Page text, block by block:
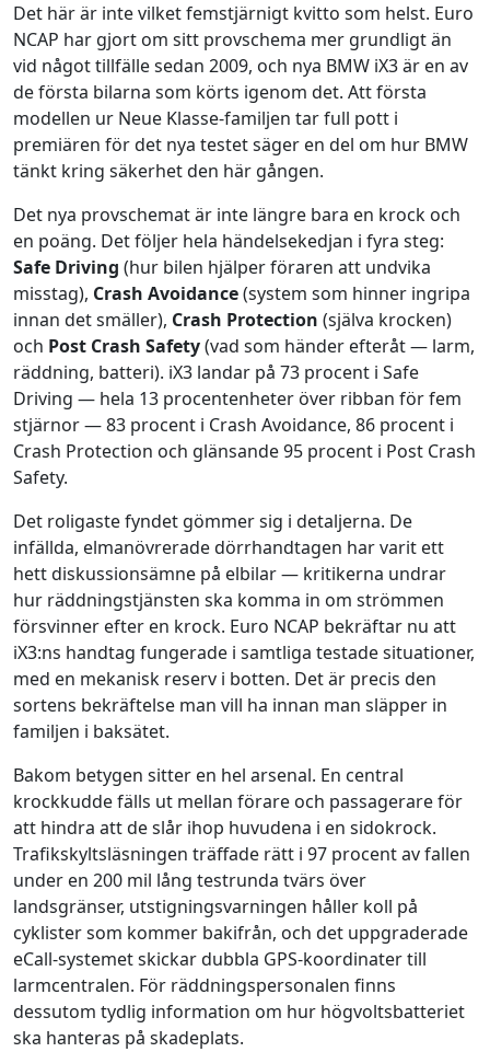
Det här är inte vilket femstjärnigt kvitto som helst. Euro
NCAP har gjort om sitt provschema mer grundligt än
vid något tillfälle sedan 2009, och nya BMW iX3 är en av
de första bilarna som körts igenom det. Att första
modellen ur Neue Klasse-familjen tar full pott i
premiären för det nya testet säger en del om hur BMW
tänkt kring säkerhet den här gången.
Det nya provschemat är inte längre bara en krock och
en poäng. Det följer hela händelsekedjan i fyra steg:
Safe Driving (hur bilen hjälper föraren att undvika
misstag), Crash Avoidance(system som hinner ingripa
innan det smäller), Crash Protection (själva krocken)
och Post Crash Safety(vad som händer efteråt — larm,
räddning, batteri). iX3 landar på 73 procent i Safe
Driving — hela 13 procentenheter över ribban för fem
stjärnor — 83 procent i Crash Avoidance, 86 procent i
Crash Protection och glänsande 95 procent i Post Crash
Safety.
Det roligaste fyndet gömmer sig i detaljerna. De
infällda, elmanövrerade dörrhandtagen har varit ett
hett diskussionsämne på elbilar — kritikerna undrar
hur räddningstjänsten ska komma in om strömmen
försvinner efter en krock. Euro NCAP bekräftar nu att
iX3:ns handtag fungerade i samtliga testade situationer,
med en mekanisk reserv i botten. Det är precis den
sortens bekräftelse man vill ha innan man släpper in
familjen i baksätet.
Bakom betygen sitter en hel arsenal. En central
krockkudde fälls ut mellan förare och passagerare för
att hindra att de slår ihop huvudena i en sidokrock.
Trafikskyltsläsningen träffade rätt i 97 procent av fallen
under en 200 mil lång testrunda tvärs över
landsgränser, utstigningsvarningen håller koll på
cyklister som kommer bakifrån, och det uppgraderade
eCall-systemet skickar dubbla GPS-koordinater till
larmcentralen. För räddningspersonalen finns
dessutom tydlig information om hur högvoltsbatteriet
ska hanteras på skadeplats.